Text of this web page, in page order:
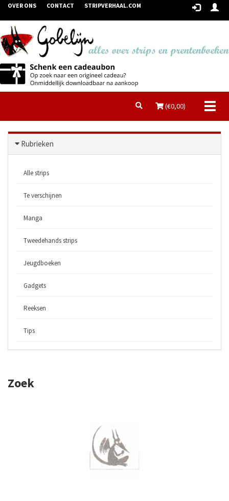
OVER ONS CONTACT STRIPVERHAAL.COM
(€0,00)
Rubrieken
Alle strips
Te verschijnen
Manga
Tweedehands strips
Jeugdboeken
Gadgets
Reeksen
Tips
Zoek